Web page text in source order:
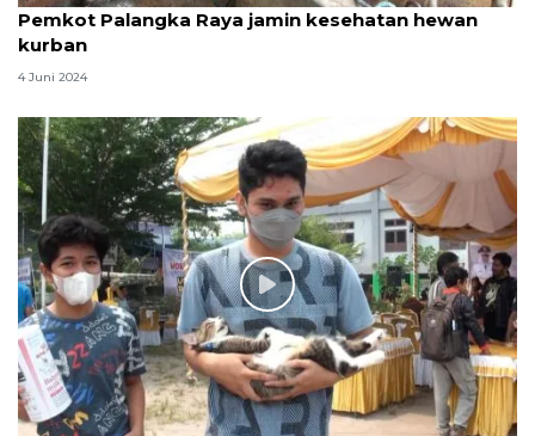
Pemkot Palangka Raya jamin kesehatan hewan
kurban
4 Juni 2024